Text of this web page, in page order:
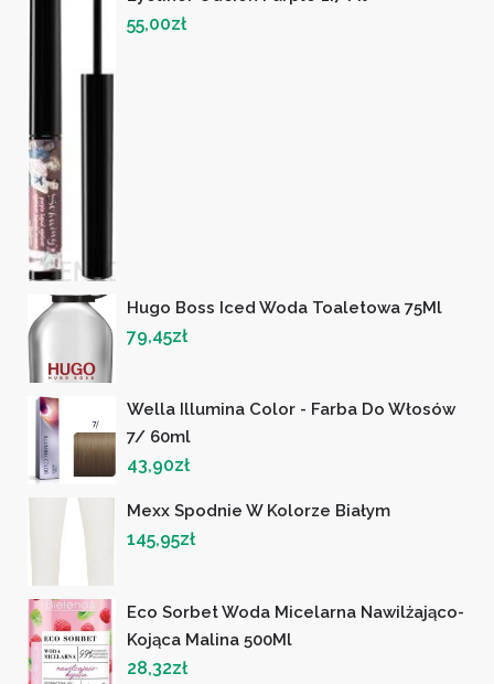
55,00zł
Hugo Boss Iced Woda Toaletowa 75Ml
79,45zł
Wella Illumina Color - Farba Do Włosów
7/ 60ml
43,90zł
Mexx Spodnie W Kolorze Białym
145,95zł
Eco Sorbet Woda Micelarna Nawilżająco-
Kojąca Malina 500Ml
28,32zł